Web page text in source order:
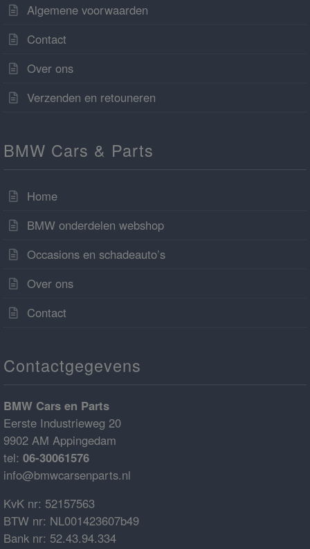
Algemene voorwaarden
Contact
Over ons
Verzenden en retouneren
BMW Cars & Parts
Home
BMW onderdelen webshop
Occasions en schadeauto’s
Over ons
Contact
Contactgegevens
BMW Cars en Parts
Eerste Industrieweg 20
9902 AM Appingedam
tel: 06-30061576
info@bmwcarsenparts.nl
KvK nr: 52157563
BTW nr: NL001423607b49
Bank nr: 52.43.94.334